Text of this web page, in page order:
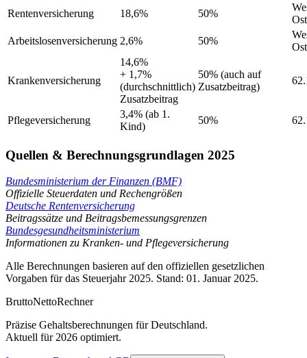
Rentenversicherung 18,6% 50%
Ost
Arbeitslosenversicherung 2,6% 50%
Ost
Krankenversicherung
14,6%
+ 1,7%
(durchschnittlich)
Zusatzbeitrag
50% (auch auf
Zusatzbeitrag)
Pflegeversicherung
3,4% (ab 1.
Kind)
50%
Quellen & Berechnungsgrundlagen 2025
Bundesministerium der Finanzen (BMF)
Offizielle Steuerdaten und Rechengrößen
Deutsche Rentenversicherung
Beitragssätze und Beitragsbemessungsgrenzen
Bundesgesundheitsministerium
Informationen zu Kranken- und Pflegeversicherung
Alle Berechnungen basieren auf den offiziellen gesetzlichen
Vorgaben für das Steuerjahr 2025. Stand: 01. Januar 2025.
BruttoNettoRechner
Präzise Gehaltsberechnungen für Deutschland.
Aktuell für 2026 optimiert.